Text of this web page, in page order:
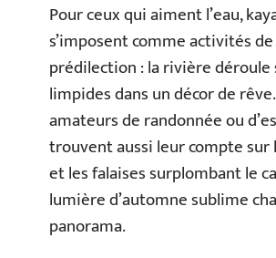
Pour ceux qui aiment l’eau,
s’imposent comme activités de
prédilection : la rivière déroule
limpides dans un décor de
amateurs de randonnée ou
trouvent aussi leur compte sur
et les falaises surplombant le
lumière d’automne sublime
panorama.